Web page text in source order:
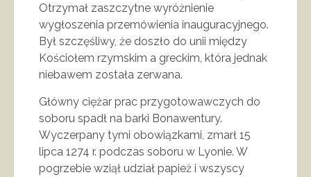
Otrzymał zaszczytne wyróżnienie
wygłoszenia przemówienia inauguracyjnego.
Był szczęśliwy, że doszło do unii między
Kościołem rzymskim a greckim, która jednak
niebawem została zerwana.
Główny ciężar prac przygotowawczych do
soboru spadł na barki Bonawentury.
Wyczerpany tymi obowiązkami, zmarł 15
lipca 1274 r. podczas soboru w Lyonie. W
pogrzebie wziął udział papież i wszyscy